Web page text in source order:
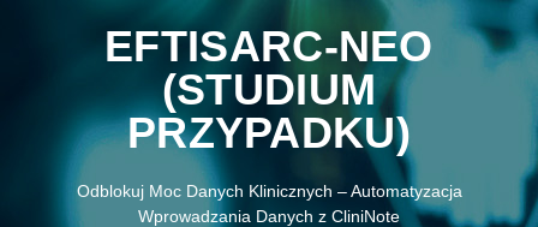
EFTISARC-NEO
(STUDIUM
PRZYPADKU)
Odblokuj Moc Danych Klinicznych – Automatyzacja
Wprowadzania Danych z CliniNote